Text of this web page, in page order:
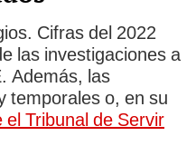
Cifras del 2022
las investigaciones a
Además, las
temporales o, en su
Tribunal de Servir